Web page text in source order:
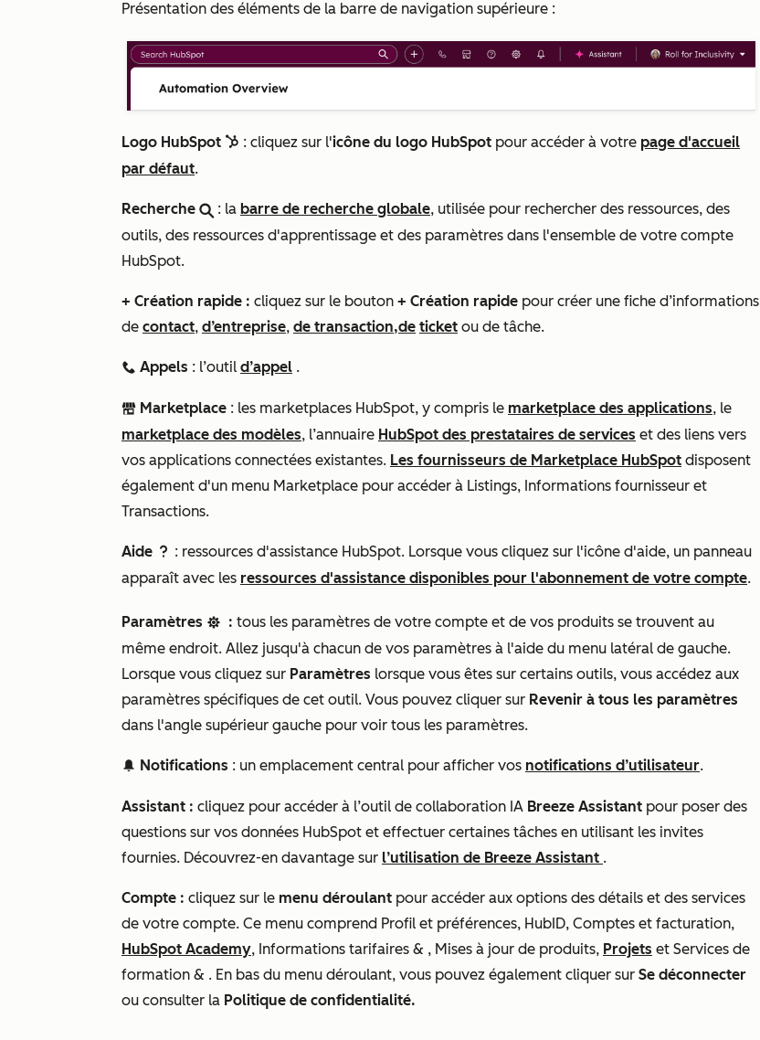
Présentation des éléments de la barre de navigation supérieure :
Logo HubSpot sprocket : cliquez sur l'icône du logo HubSpot pour accéder à votre page d'accueil
par défaut.
Recherche search : la barre de recherche globale, utilisée pour rechercher des ressources, des
outils, des ressources d'apprentissage et des paramètres dans l'ensemble de votre compte
HubSpot.
+ Création rapide : cliquez sur le bouton + Création rapide pour créer une fiche d’informations
de contact, d’entreprise, de transaction,de ticket ou de tâche.
calling Appels : l’outil d’appel .
marketplace Marketplace : les marketplaces HubSpot, y compris le marketplace des applications, le
marketplace des modèles, l’annuaire HubSpot des prestataires de services et des liens vers
vos applications connectées existantes. Les fournisseurs de Marketplace HubSpot disposent
également d'un menu Marketplace pour accéder à Listings, Informations fournisseur et
Transactions.
Aide question : ressources d'assistance HubSpot. Lorsque vous cliquez sur l'icône d'aide, un panneau
apparaît avec les ressources d'assistance disponibles pour l'abonnement de votre compte.
Paramètres settingsSetting : tous les paramètres de votre compte et de vos produits se trouvent au
même endroit. Allez jusqu'à chacun de vos paramètres à l'aide du menu latéral de gauche.
Lorsque vous cliquez sur Paramètres lorsque vous êtes sur certains outils, vous accédez aux
paramètres spécifiques de cet outil. Vous pouvez cliquer sur Revenir à tous les paramètres
dans l'angle supérieur gauche pour voir tous les paramètres.
notification Notifications : un emplacement central pour afficher vos notifications d’utilisateur.
Assistant : cliquez pour accéder à l’outil de collaboration IA Breeze Assistant pour poser des
questions sur vos données HubSpot et effectuer certaines tâches en utilisant les invites
fournies. Découvrez-en davantage sur l’utilisation de Breeze Assistant .
Compte : cliquez sur le menu déroulant pour accéder aux options des détails et des services
de votre compte. Ce menu comprend Profil et préférences, HubID, Comptes et facturation,
HubSpot Academy, Informations tarifaires & , Mises à jour de produits, Projets et Services de
formation & . En bas du menu déroulant, vous pouvez également cliquer sur Se déconnecter
ou consulter la Politique de confidentialité.